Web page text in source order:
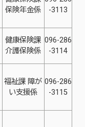
保険年金係
-3113
健康保険課
介護保険係
096-286
-3114
福祉課 障が
い支援係
096-286
-3115